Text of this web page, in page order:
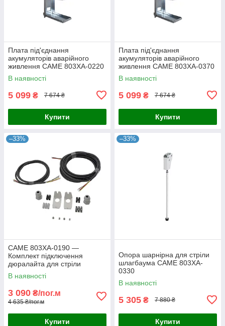
Плата під'єднання
акумуляторів аварійного
живлення CAME 803XA-0220
для шлагбауму GARD GT4
В наявності
5 099 ₴ 7 674 ₴
Купити
Плата під'єднання
акумуляторів аварійного
живлення CAME 803XA-0370
для шлагбауму GARD GT8
В наявності
5 099 ₴ 7 674 ₴
Купити
–33%
CAME 803XA-0190 —
Комплект підключення
дюралайта для стріли
шлагбаума з шарнірним
з'єднанням
В наявності
3 090 ₴/пог.м
4 635 ₴/пог.м
Купити
–33%
Опора шарнірна для стріли
шлагбаума CAME 803XA-
0330
В наявності
5 305 ₴ 7 880 ₴
Купити